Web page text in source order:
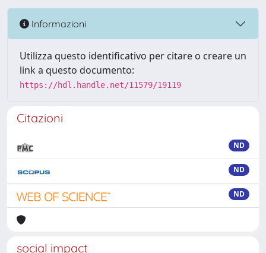
Informazioni
Utilizza questo identificativo per citare o creare un
link a questo documento:
https://hdl.handle.net/11579/19119
Citazioni
ND
ND
ND
social impact